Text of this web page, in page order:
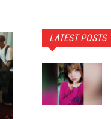
LATEST POSTS